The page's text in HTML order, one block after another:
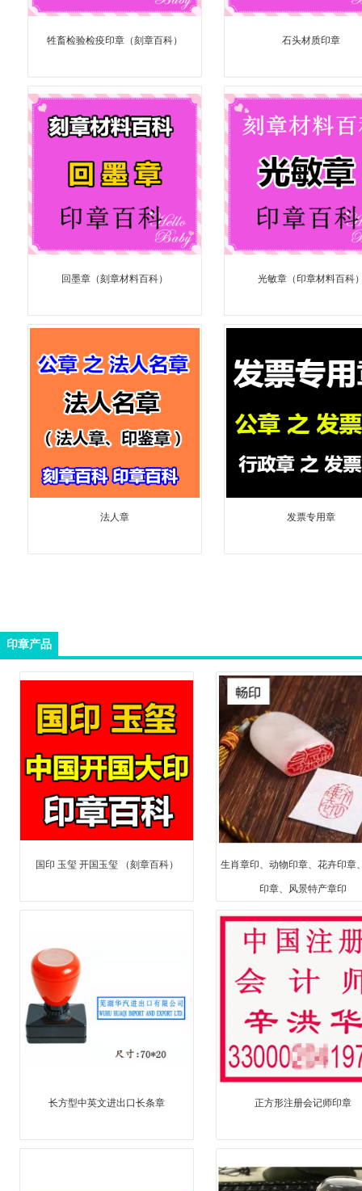
牲畜检验检疫印章（刻章百科） 石头材质印章
回墨章（刻章材料百科） 光敏章（印章材料百科
法人章 发票专用章
印章产品
国印 玉玺 开国玉玺 （刻章百科） 生肖章印、动物印章、花卉印章
印章、风景特产章印
长方型中英文进出口长条章 正方形注册会记师印章